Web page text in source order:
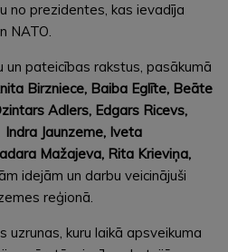
no prezidentes, kas ievadīja
NATO.
pateicības rakstus, pasākumā
Birzniece, Baiba Eglīte, Beāte
Adlers, Edgars Ricevs,
Jaunzeme, Iveta
Mažajeva, Rita Krieviņa,
idejām un darbu veicinājuši
reģionā.
uzrunas, kuru laikā apsveikuma